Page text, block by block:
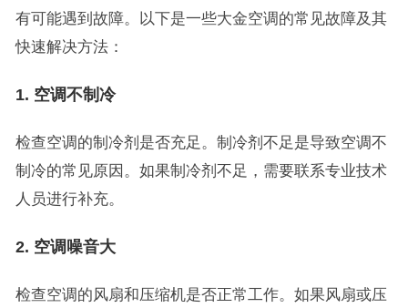
有可能遇到故障。以下是一些大金空调的常见故障及其
快速解决方法：
1. 空调不制冷
检查空调的制冷剂是否充足。制冷剂不足是导致空调不
制冷的常见原因。如果制冷剂不足，需要联系专业技术
人员进行补充。
2. 空调噪音大
检查空调的风扇和压缩机是否正常工作。如果风扇或压